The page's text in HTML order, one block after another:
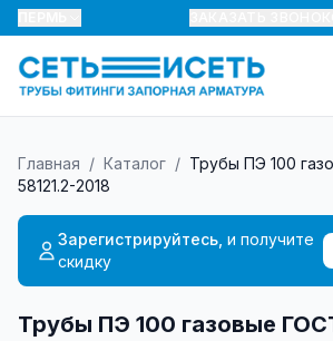
Главная / Каталог / Трубы ПЭ 100
58121.2-2018
Зарегистрируйтесь, и получите
скидку
Трубы ПЭ 100 газовые